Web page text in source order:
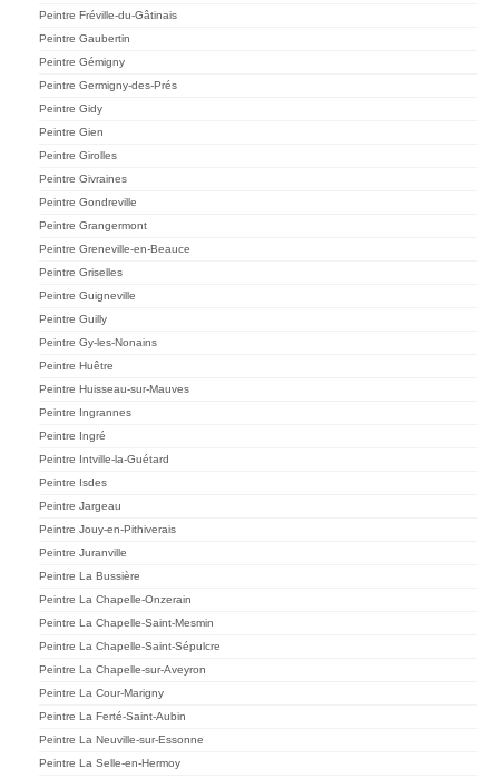
Peintre Fréville-du-Gâtinais
Peintre Gaubertin
Peintre Gémigny
Peintre Germigny-des-Prés
Peintre Gidy
Peintre Gien
Peintre Girolles
Peintre Givraines
Peintre Gondreville
Peintre Grangermont
Peintre Greneville-en-Beauce
Peintre Griselles
Peintre Guigneville
Peintre Guilly
Peintre Gy-les-Nonains
Peintre Huêtre
Peintre Huisseau-sur-Mauves
Peintre Ingrannes
Peintre Ingré
Peintre Intville-la-Guétard
Peintre Isdes
Peintre Jargeau
Peintre Jouy-en-Pithiverais
Peintre Juranville
Peintre La Bussière
Peintre La Chapelle-Onzerain
Peintre La Chapelle-Saint-Mesmin
Peintre La Chapelle-Saint-Sépulcre
Peintre La Chapelle-sur-Aveyron
Peintre La Cour-Marigny
Peintre La Ferté-Saint-Aubin
Peintre La Neuville-sur-Essonne
Peintre La Selle-en-Hermoy